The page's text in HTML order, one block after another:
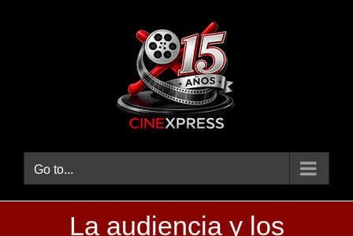
Go to...
La audiencia y los